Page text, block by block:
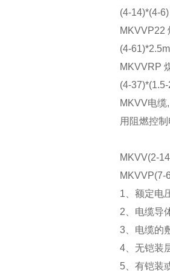
(4-14)*(4-
MKVVP22
(4-
MKVVRP
(4-
MKVV电
用阻燃控
MKVV(2-
MKVVP(7-
1、额定电
2、电缆导
3、电缆的
4、无铠装
5、有铠装